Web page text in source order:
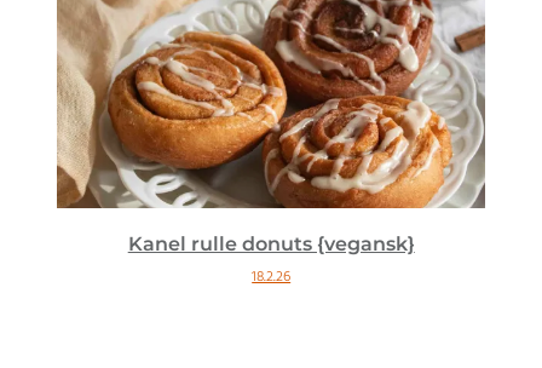
Kanel rulle donuts {vegansk}
18.2.26